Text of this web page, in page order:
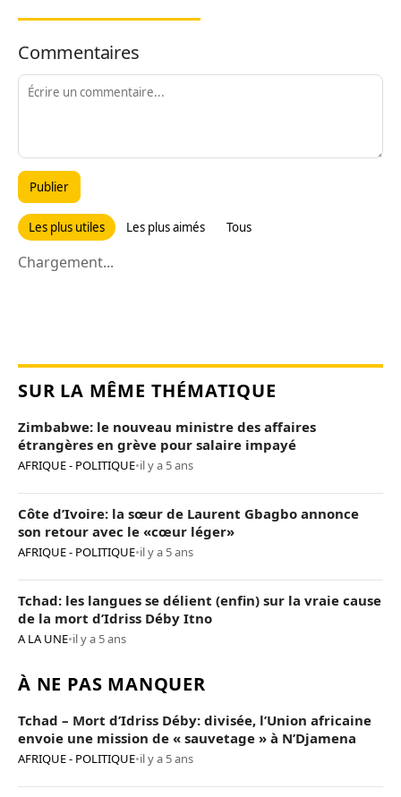
Commentaires
Publier
Les plus utiles Les plus aimés Tous
Chargement...
SUR LA MÊME THÉMATIQUE
Zimbabwe: le nouveau ministre des affaires
étrangères en grève pour salaire impayé
AFRIQUE - POLITIQUE•il y a 5 ans
Côte d’Ivoire: la sœur de Laurent Gbagbo annonce
son retour avec le «cœur léger»
AFRIQUE - POLITIQUE•il y a 5 ans
Tchad: les langues se délient (enfin) sur la vraie cause
de la mort d’Idriss Déby Itno
A LA UNE•il y a 5 ans
À NE PAS MANQUER
Tchad – Mort d’Idriss Déby: divisée, l’Union africaine
envoie une mission de « sauvetage » à N’Djamena
AFRIQUE - POLITIQUE•il y a 5 ans